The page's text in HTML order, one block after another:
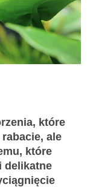
które
ale
które
delikatne